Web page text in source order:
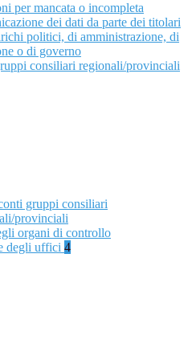
per mancata o incompleta
dei dati da parte dei titolari
politici, di amministrazione, di
o di governo
consiliari regionali/provinciali
gruppi consiliari
provinciali
organi di controllo
degli uffici 4